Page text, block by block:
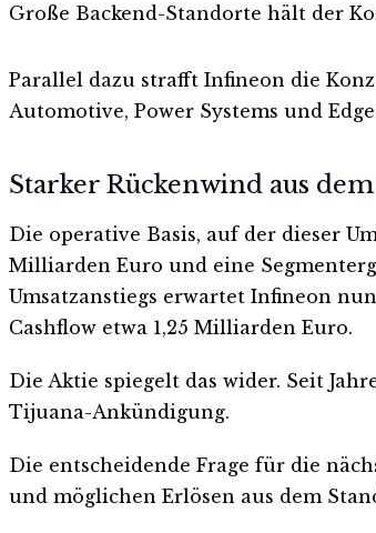
Große Backend-Standorte hält der
Parallel dazu strafft Infineon die
Automotive, Power Systems und
Starker Rückenwind aus
Die operative Basis, auf der dieser
Milliarden Euro und eine
Umsatzanstiegs erwartet Infineon
Cashflow etwa 1,25 Milliarden Euro.
Die Aktie spiegelt das wider. Seit
Tijuana-Ankündigung.
Die entscheidende Frage für die
und möglichen Erlösen aus dem